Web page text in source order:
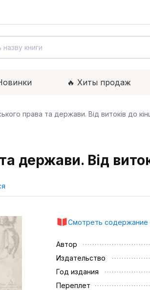
🔥 Xиты продаж
права та держави. Від витоків до
держави. Від
Смотреть содержание
Автор
Издательство
Год издания
Переплет